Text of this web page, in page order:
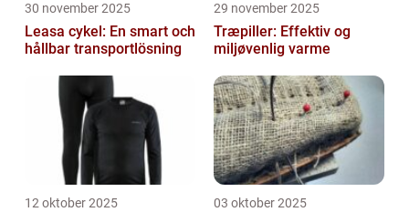
30 november 2025
Leasa cykel: En smart och
hållbar transportlösning
29 november 2025
Træpiller: Effektiv og
miljøvenlig varme
12 oktober 2025 03 oktober 2025